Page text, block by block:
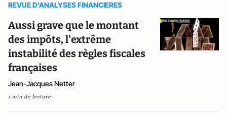
REVUE D'ANALYSES FINANCIERES
Aussi grave que le montant
des impôts, l'extrême
instabilité des règles fiscales
françaises
Jean-Jacques Netter
1 min de lecture